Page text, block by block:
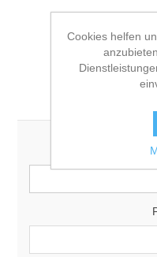
Cookies helfen